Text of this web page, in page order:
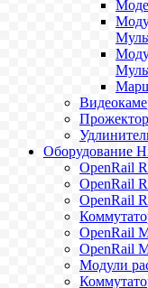
Оборудование
OpenRail
OpenRail
OpenRail
OpenRail
OpenRail
Модули